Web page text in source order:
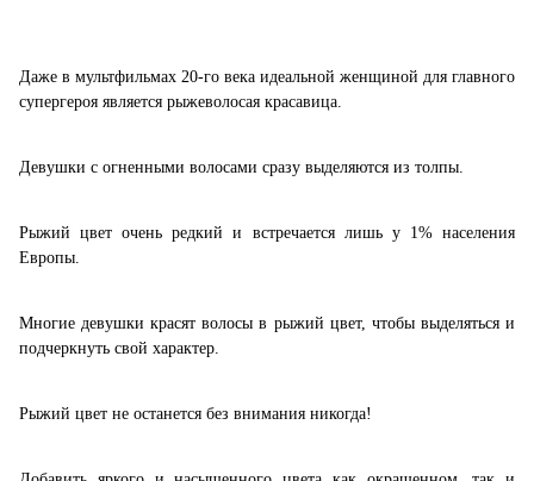
Даже в мультфильмах 20-го века идеальной женщиной для главного
супергероя является рыжеволосая красавица.
Девушки с огненными волосами сразу выделяются из толпы.
Рыжий цвет очень редкий и встречается лишь у 1% населения
Европы.
Многие девушки красят волосы в рыжий цвет, чтобы выделяться и
подчеркнуть свой характер.
Рыжий цвет не останется без внимания никогда!